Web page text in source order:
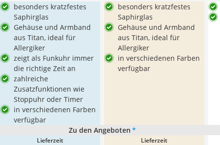
besonders kratzfestes
Saphirglas
Gehäuse und Armband
aus Titan, ideal für
Allergiker
zeigt als Funkuhr immer
die richtige Zeit an
zahlreiche
Zusatzfunktionen wie
Stoppuhr oder Timer
in verschiedenen Farben
verfügbar
besonders kratzfestes
Saphirglas
Gehäuse und Armband
aus Titan, ideal für
Allergiker
in verschiedenen Farben
verfügbar
Zu den Angeboten *
Lieferzeit Lieferzeit